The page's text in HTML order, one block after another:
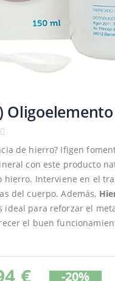
Oligoelemento
de hierro? Ifigen
con este producto
hierro. Interviene en el
del cuerpo. Además,
ideal para reforzar el
el buen
€ -20%